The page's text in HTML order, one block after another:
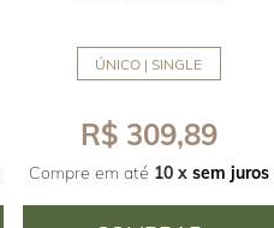
ÚNICO | SINGLE
R$ 309,89
Compre em até 10 x sem juros